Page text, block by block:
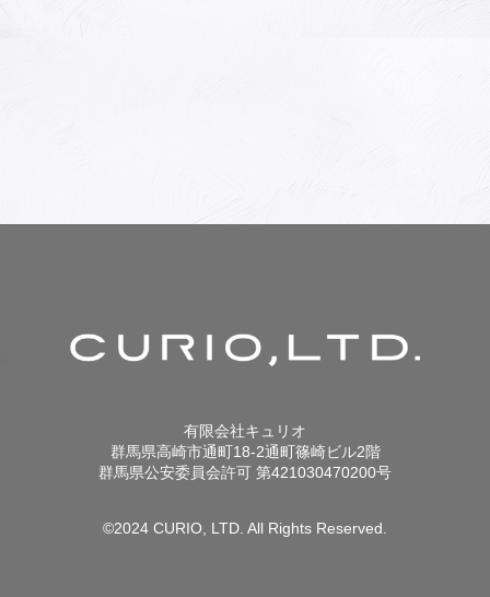
有限会社キュリオ
群馬県高崎市通町18-2通町篠崎ビル2階
群馬県公安委員会許可 第421030470200号
©2024 CURIO, LTD. All Rights Reserved.